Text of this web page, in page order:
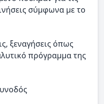
σύμφωνα με το
ξεναγήσεις όπως
πρόγραμμα της